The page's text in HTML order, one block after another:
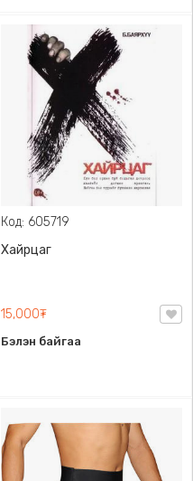
Код: 605719
Хайрцаг
15,000₮
Бэлэн байгаа